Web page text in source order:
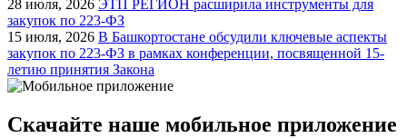
28 июля, 2026 ЭТП РЕГИОН расширила инструменты для
закупок по 223-ФЗ
15 июля, 2026 В Башкортостане обсудили ключевые аспекты
закупок по 223-ФЗ в рамках конференции, посвященной 15-
летию принятия Закона
Скачайте наше мобильное приложение